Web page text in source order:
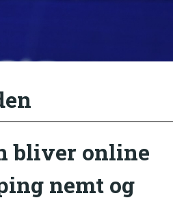
bliver online
nemt og